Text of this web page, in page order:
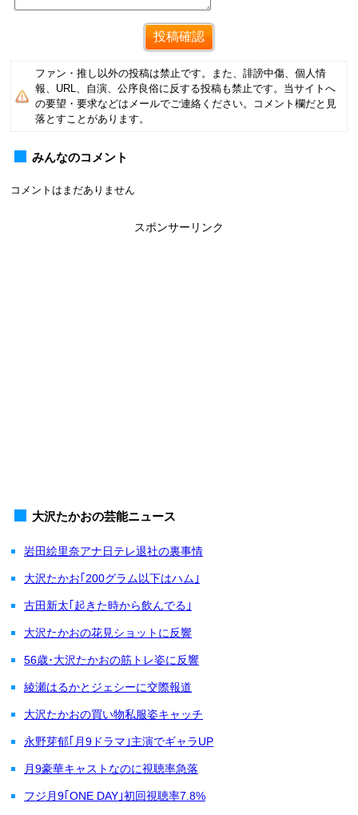
ファン・推し以外の投稿は禁止です。また、誹謗中傷、個人情
報、URL、自演、公序良俗に反する投稿も禁止です。当サイトへ
の要望・要求などはメールでご連絡ください。コメント欄だと見
落とすことがあります。
みんなのコメント
コメントはまだありません
スポンサーリンク
大沢たかおの芸能ニュース
岩田絵里奈アナ日テレ退社の裏事情
大沢たかお｢200グラム以下はハム｣
古田新太｢起きた時から飲んでる｣
大沢たかおの花見ショットに反響
56歳･大沢たかおの筋トレ姿に反響
綾瀬はるかとジェシーに交際報道
大沢たかおの買い物私服姿キャッチ
永野芽郁｢月9ドラマ｣主演でギャラUP
月9豪華キャストなのに視聴率急落
フジ月9｢ONE DAY｣初回視聴率7.8%